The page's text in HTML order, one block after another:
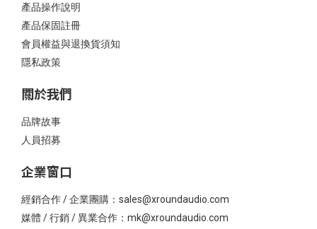
產品操作說明
產品保固註冊
會員權益與退換貨須知
隱私政策
關於我們
品牌故事
人員招募
企業窗口
經銷合作 / 企業團購：sales@xroundaudio.com
媒體 / 行銷 / 異業合作：mk@xroundaudio.com